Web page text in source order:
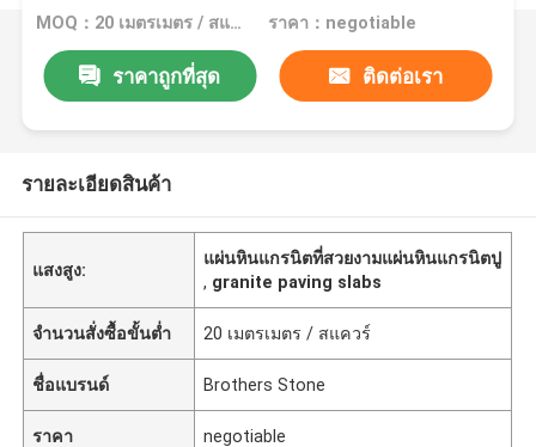
MOQ：20 เมตรเมตร / สแควร์ ราคา：negotiable
ราคาถูกที่สุด ติดต่อเรา
รายละเอียดสินค้า
แสงสูง:
แผ่นหินแกรนิตที่สวยงามแผ่นหินแกรนิตปู
, granite paving slabs
จำนวนสั่งซื้อขั้นต่ำ 20 เมตรเมตร / สแควร์
ชื่อแบรนด์ Brothers Stone
ราคา negotiable